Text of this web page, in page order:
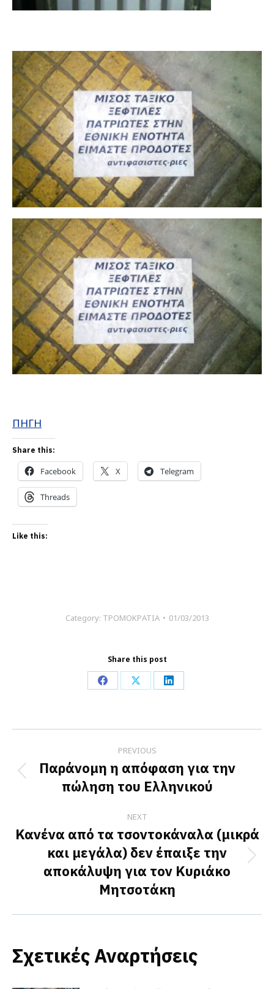
ΠΗΓΗ
Share this:
Facebook X Telegram
Threads
Like this:
Category: ΤΡΟΜΟΚΡΑΤΙΑ 01/03/2013
Share this post
Share
Facebook
Share
X
Share
LinkedIn
navigation
PREVIOUS
Previous
post:
Παράνομη η απόφαση για την
πώληση του Ελληνικού
NEXT
Next
post:
Κανένα από τα τσοντοκάναλα (μικρά
και μεγάλα) δεν έπαιξε την
αποκάλυψη για τον Κυριάκο
Μητσοτάκη
Σχετικές Αναρτήσεις